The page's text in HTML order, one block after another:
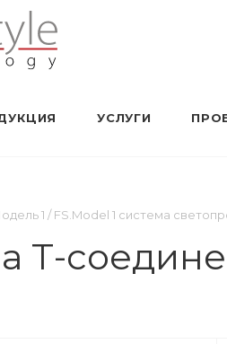
УСЛУГИ
1 / FS.Model 1 система
Т-